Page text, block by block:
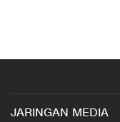
JARINGAN MEDIA